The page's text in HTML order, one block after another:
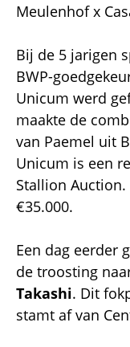
Meulenhof x
Bij de 5 jarigen
BWP-
Unicum werd
maakte de
van Paemel uit
Unicum is een
Stallion
€35.000.
Een dag eerder
de troosting
Takashi. Dit
stamt af van